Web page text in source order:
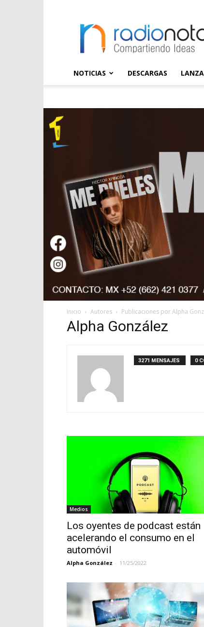
NOTICIAS DESCARGAS
Inicio Autores Publicaciones por Alpha
Alpha González
3271 MENSAJES 0
Medios
Los oyentes de podcast están
acelerando el consumo en el
automóvil
Alpha González - 11/25/2022